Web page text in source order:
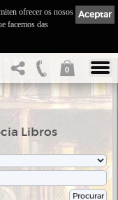
0
Libros
Aceptar
ofrecer os nosos
facemos das